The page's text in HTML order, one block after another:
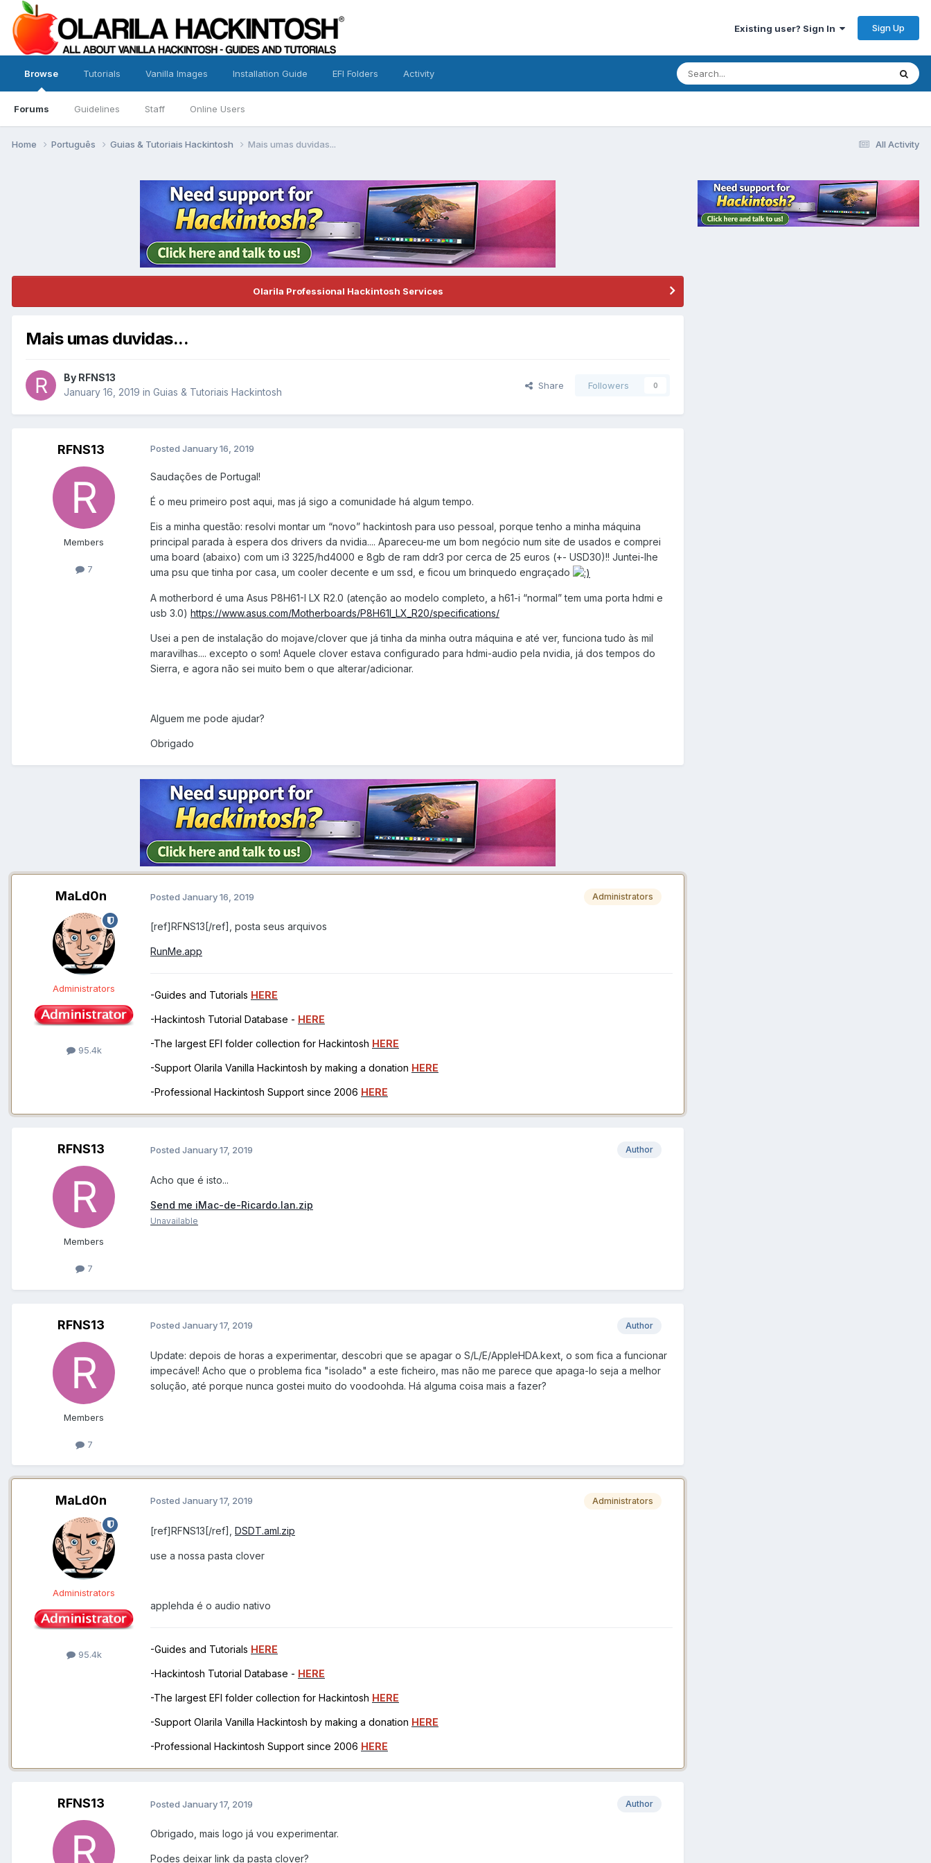
Existing user? Sign In Sign Up
Browse
Forums Guidelines Staff Online Users
Tutorials Vanilla Images Installation Guide EFI Folders Activity
All Activity
Home Português Guias & Tutoriais Hackintosh Mais umas duvidas...
Olarila Professional Hackintosh Services
Mais umas duvidas...
By RFNS13
January 16, 2019 in Guias & Tutoriais Hackintosh
Share Followers 0
RFNS13
Members
7
Posted January 16, 2019
Saudações de Portugal!
É o meu primeiro post aqui, mas já sigo a comunidade há algum tempo.
Eis a minha questão: resolvi montar um “novo” hackintosh para uso pessoal, porque tenho a minha máquina
principal parada à espera dos drivers da nvidia.... Apareceu-me um bom negócio num site de usados e comprei
uma board (abaixo) com um i3 3225/hd4000 e 8gb de ram ddr3 por cerca de 25 euros (+- USD30)!! Juntei-lhe
uma psu que tinha por casa, um cooler decente e um ssd, e ficou um brinquedo engraçado
A motherbord é uma Asus P8H61-I LX R2.0 (atenção ao modelo completo, a h61-i “normal” tem uma porta hdmi e
usb 3.0) https://www.asus.com/Motherboards/P8H61I_LX_R20/specifications/
Usei a pen de instalação do mojave/clover que já tinha da minha outra máquina e até ver, funciona tudo às mil
maravilhas.... excepto o som! Aquele clover estava configurado para hdmi-audio pela nvidia, já dos tempos do
Sierra, e agora não sei muito bem o que alterar/adicionar.
Alguem me pode ajudar?
Obrigado
MaLd0n
Administrators
95.4k
Administrators
Posted January 16, 2019
[ref]RFNS13[/ref], posta seus arquivos
RunMe.app
-Guides and Tutorials HERE
-Hackintosh Tutorial Database - HERE
-The largest EFI folder collection for Hackintosh HERE
-Support Olarila Vanilla Hackintosh by making a donation HERE
-Professional Hackintosh Support since 2006 HERE
RFNS13
Members
7
Author
Posted January 17, 2019
Acho que é isto...
Send me iMac-de-Ricardo.lan.zip
Unavailable
RFNS13
Members
7
Author
Posted January 17, 2019
Update: depois de horas a experimentar, descobri que se apagar o S/L/E/AppleHDA.kext, o som fica a funcionar
impecável! Acho que o problema fica "isolado" a este ficheiro, mas não me parece que apaga-lo seja a melhor
solução, até porque nunca gostei muito do voodoohda. Há alguma coisa mais a fazer?
MaLd0n
Administrators
95.4k
Administrators
Posted January 17, 2019
[ref]RFNS13[/ref], DSDT.aml.zip
use a nossa pasta clover
applehda é o audio nativo
-Guides and Tutorials HERE
-Hackintosh Tutorial Database - HERE
-The largest EFI folder collection for Hackintosh HERE
-Support Olarila Vanilla Hackintosh by making a donation HERE
-Professional Hackintosh Support since 2006 HERE
RFNS13 Author
Posted January 17, 2019
Obrigado, mais logo já vou experimentar.
Podes deixar link da pasta clover?